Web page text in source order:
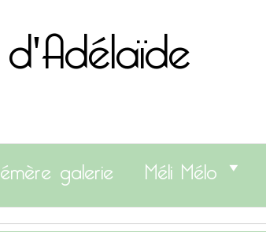
galerie Méli Mélo